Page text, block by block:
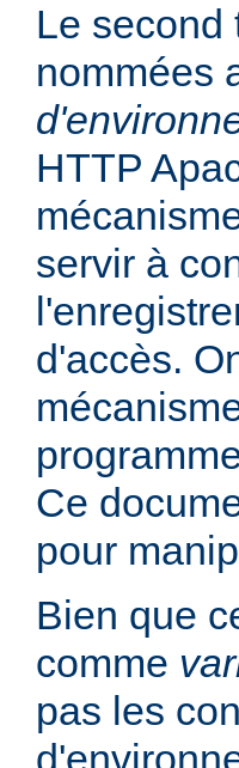
Le second
nommées
HTTP
servir à
d'accès.
Ce
pour
Bien que
comme
pas les